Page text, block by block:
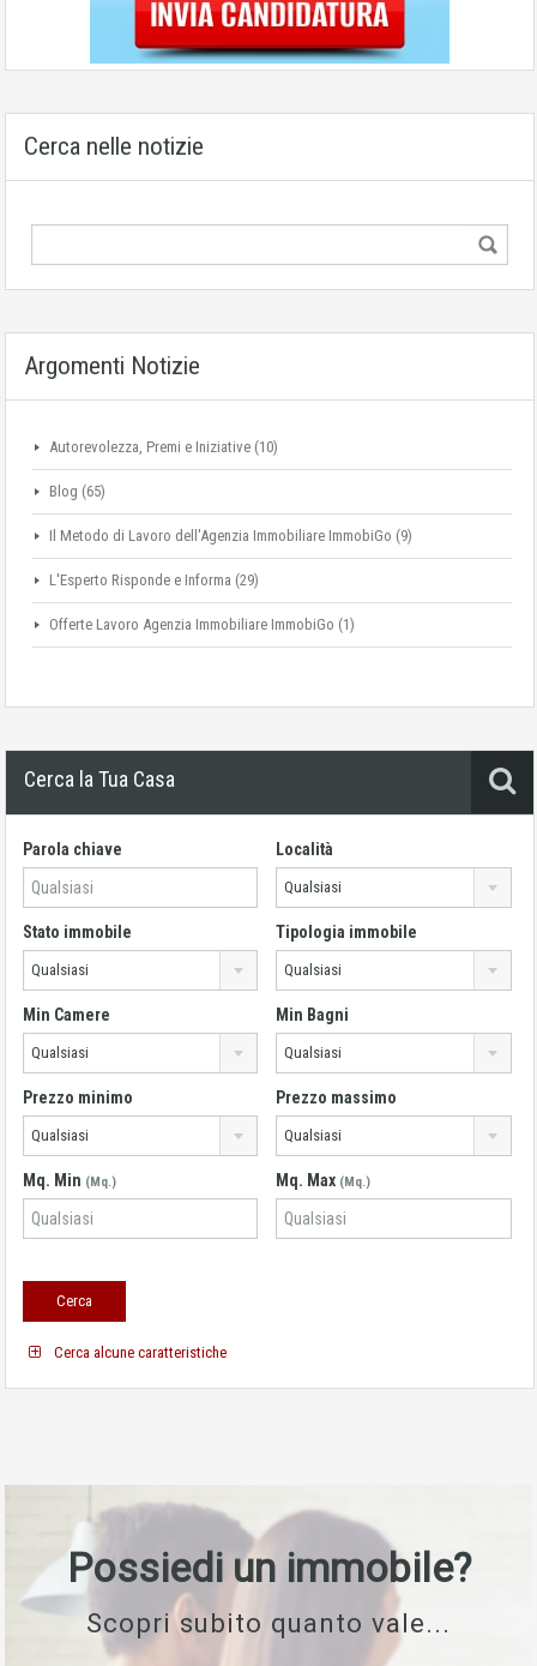
Cerca nelle notizie
Argomenti Notizie
Autorevolezza, Premi e Iniziative (10)
Blog (65)
Il Metodo di Lavoro dell'Agenzia Immobiliare ImmobiGo (9)
L'Esperto Risponde e Informa (29)
Offerte Lavoro Agenzia Immobiliare ImmobiGo (1)
Cerca la Tua Casa
Parola chiave Località
Qualsiasi
Stato immobile
Qualsiasi
Tipologia immobile
Qualsiasi
Min Camere
Qualsiasi
Min Bagni
Qualsiasi
Prezzo minimo
Qualsiasi
Prezzo massimo
Qualsiasi
Mq. Min (Mq.) Mq. Max (Mq.)
Cerca alcune caratteristiche
Possiedi un immobile?
Scopri subito quanto vale...